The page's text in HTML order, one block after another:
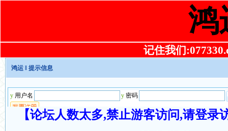
鸿
记住我们
鸿运 ‖ 提示信息
【论坛人数太多,禁止游客访问,请登